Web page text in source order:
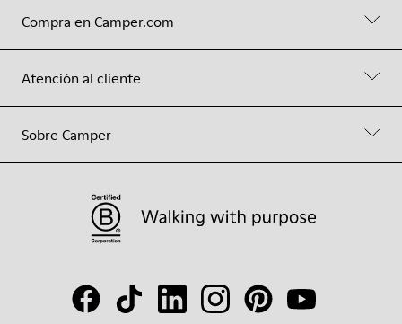
Compra en Camper.com
Atención al cliente
Sobre Camper